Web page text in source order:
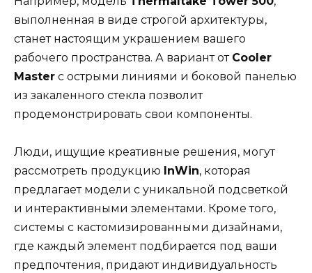
выполненная в виде строгой архитектуры,
станет настоящим украшением вашего
рабочего пространства. А вариант от Cooler
Master с острыми линиями и боковой панелью
из закаленного стекла позволит
продемонстрировать свои компоненты.
Люди, ищущие креативные решения, могут
рассмотреть продукцию InWin, которая
предлагает модели с уникальной подсветкой
и интерактивными элементами. Кроме того,
системы с кастомизированными дизайнами,
где каждый элемент подбирается под ваши
предпочтения, придают индивидуальность